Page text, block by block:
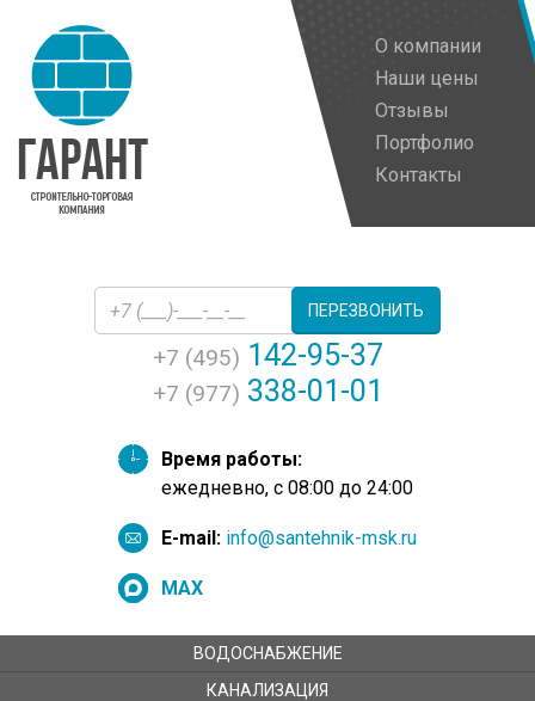
О компании
Наши цены
Отзывы
Портфолио
Контакты
Время работы:
ежедневно, с 08:00 до 24:00
E-mail: info@santehnik-msk.ru
MAX
+7 (495) 142-95-37
+7 (977) 338-01-01
ПЕРЕЗВОНИТЬ
ВОДОСНАБЖЕНИЕ
КАНАЛИЗАЦИЯ